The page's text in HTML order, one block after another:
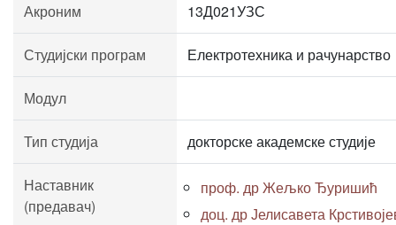
Акроним 13Д021УЗС
Студијски програм Електротехника и рачунарство
Модул
Тип студија докторске академске студије
Наставник
(предавач)
проф. др Жељко Ђуришић
доц. др Јелисавета